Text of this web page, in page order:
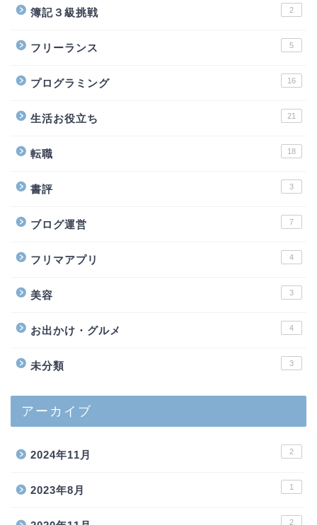
簿記３級挑戦 2
フリーランス 5
プログラミング 16
生活お役立ち 21
転職 18
書評 3
ブログ運営 7
フリマアプリ 4
美容 3
お出かけ・グルメ 4
未分類 3
アーカイブ
2024年11月 2
2023年8月 1
2